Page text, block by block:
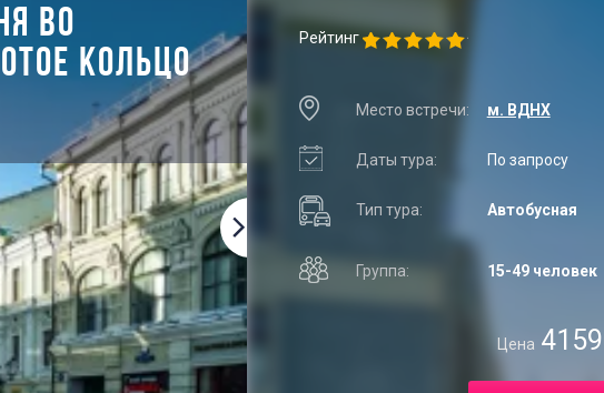
ВО
КОЛЬЦО
Рейтинг
Место встречи: м. ВДНХ
Даты тура: По запросу
Тип тура: Автобусная
Группа: 15-49 человек
Цена